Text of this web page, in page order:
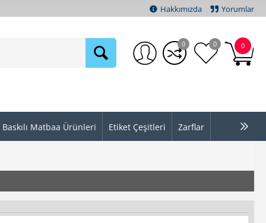
Hakkımızda Yorumlar
0
0 0
Baskılı Matbaa Ürünleri Etiket Çeşitleri Zarflar